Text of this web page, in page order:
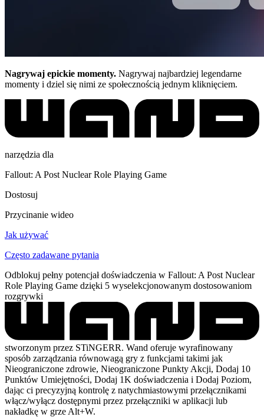
Nagrywaj epickie momenty. Nagrywaj najbardziej legendarne
momenty i dziel się nimi ze społecznością jednym kliknięciem.
narzędzia dla
Fallout: A Post Nuclear Role Playing Game
Dostosuj
Przycinanie wideo
Jak używać
Często zadawane pytania
Odblokuj pełny potencjał doświadczenia w Fallout: A Post Nuclear
Role Playing Game dzięki 5 wyselekcjonowanym dostosowaniom
rozgrywki
stworzonym przez STiNGERR. Wand oferuje wyrafinowany
sposób zarządzania równowagą gry z funkcjami takimi jak
Nieograniczone zdrowie, Nieograniczone Punkty Akcji, Dodaj 10
Punktów Umiejętności, Dodaj 1K doświadczenia i Dodaj Poziom,
dając ci precyzyjną kontrolę z natychmiastowymi przełącznikami
włącz/wyłącz dostępnymi przez przełączniki w aplikacji lub
nakładkę w grze Alt+W.